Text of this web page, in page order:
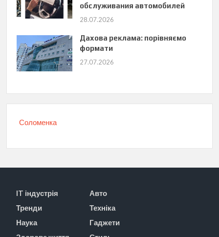
обслуживания автомобилей
28.07.2026
Дахова реклама: порівняємо
формати
27.07.2026
Соломенка
IT індустрія
Авто
Тренди
Техніка
Наука
Гаджети